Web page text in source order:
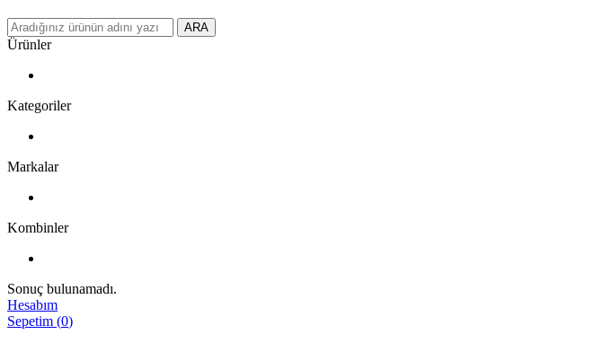
ARA
Ürünler
Kategoriler
Markalar
Kombinler
Sonuç bulunamadı.
Hesabım
Sepetim (0)